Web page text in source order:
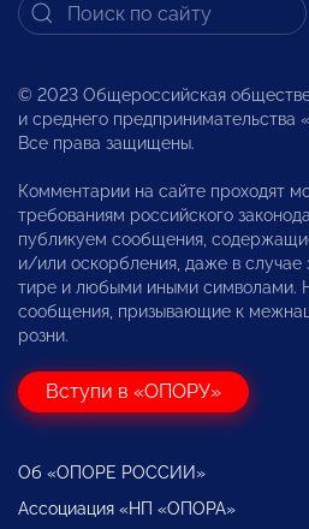
© 2023 Общероссийская
и среднего
Все права защищены.
Комментарии на сайте проходят
требованиям российского
публикуем сообщения,
и/или оскорбления, даже в случае
тире и любыми иными символами.
сообщения, призывающие к
розни.
Вступи в «ОПОРУ»
Об «ОПОРЕ РОССИИ»
Ассоциация «НП «ОПОРА»